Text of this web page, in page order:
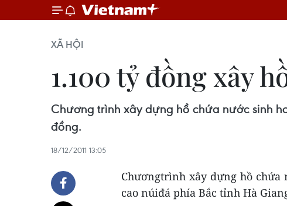
XÃ HỘI
1.100 tỷ đồng xây
Chương trình xây dựng hồ chứa nước sinh
đồng.
18/12/2011 13:05
Chươngtrình xây dựng hồ
cao núiđá phía Bắc tỉnh Hà